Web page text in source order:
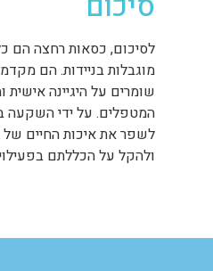
לסיכום, כסאות רחצה הם
מוגבלות בניידות. הם
שומרים על היגיינה
המטפלים. על ידי השקעה
לשפר את איכות החיים של
ולהקל על הכללתם